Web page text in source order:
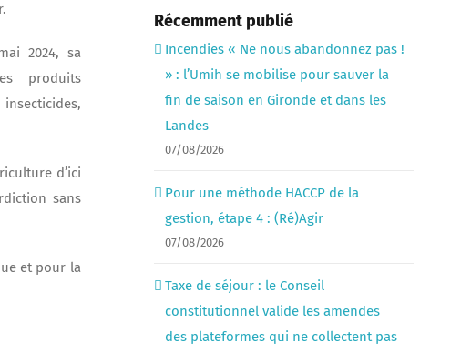
2024, sa
produits
d’ici
sans
et pour la
Récemment publié
Incendies « Ne nous abandonnez pas !
» : l’Umih se mobilise pour sauver la
fin de saison en Gironde et dans les
Landes
07/08/2026
Pour une méthode HACCP de la
gestion, étape 4 : (Ré)Agir
07/08/2026
Taxe de séjour : le Conseil
constitutionnel valide les amendes
des plateformes qui ne collectent pas